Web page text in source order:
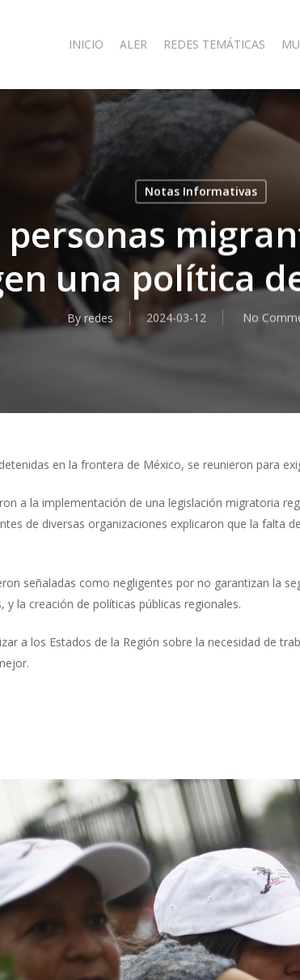
INICIO ALER REDES TEMÁTICAS
Notas Informativas
una política
By redes 2024-03-12 No
en la frontera de México, se reunieron para
a la implementación de una legislación migratoria
de diversas organizaciones explicaron que la falta
señaladas como negligentes por no garantizan la
la creación de políticas públicas regionales.
a los Estados de la Región sobre la necesidad de